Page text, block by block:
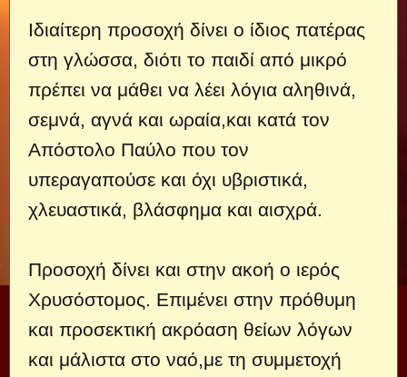
Ιδιαίτερη προσοχή δίνει ο ίδιος πατέρας
στη γλώσσα, διότι το παιδί από μικρό
πρέπει να μάθει να λέει λόγια αληθινά,
σεμνά, αγνά και ωραία,και κατά τον
Απόστολο Παύλο που τον
υπεραγαπούσε και όχι υβριστικά,
χλευαστικά, βλάσφημα και αισχρά.
Προσοχή δίνει και στην ακοή ο ιερός
Χρυσόστομος. Επιμένει στην πρόθυμη
και προσεκτική ακρόαση θείων λόγων
και μάλιστα στο ναό,με τη συμμετοχή